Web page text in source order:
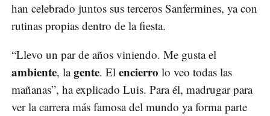
han celebrado juntos sus terceros Sanfermines, ya con
rutinas propias dentro de la fiesta.
“Llevo un par de años viniendo. Me gusta el
ambiente, lagente. El encierro lo veo todas las
mañanas”, ha explicado Luis. Para él, madrugar para
ver la carrera más famosa del mundo ya forma parte